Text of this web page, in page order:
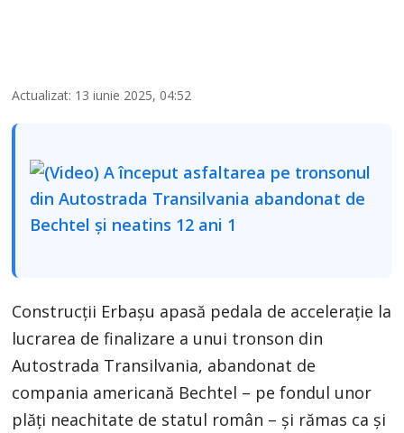
Actualizat: 13 iunie 2025, 04:52
Construcții Erbașu apasă pedala de accelerație la
lucrarea de finalizare a unui tronson din
Autostrada Transilvania, abandonat de
compania americană Bechtel – pe fondul unor
plăți neachitate de statul român – și rămas ca și